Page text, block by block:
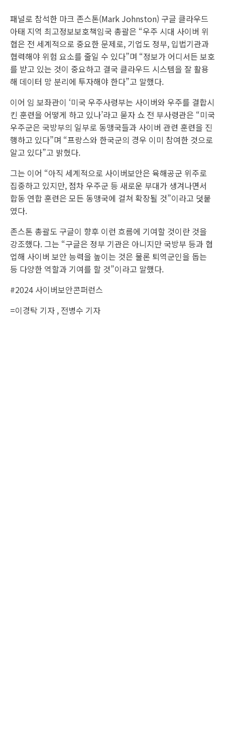
패널로 참석한 마크 존스톤(Mark Johnston) 구글 클라우드
아태 지역 최고정보보호책임국 총괄은 “우주 시대 사이버 위
협은 전 세계적으로 중요한 문제로, 기업도 정부, 입법기관과
협력해야 위험 요소를 줄일 수 있다”며 “정보가 어디서든 보호
를 받고 있는 것이 중요하고 결국 클라우드 시스템을 잘 활용
해 데이터 망 분리에 투자해야 한다”고 말했다.
이어 임 보좌관이 ‘미국 우주사령부는 사이버와 우주를 결합시
킨 훈련을 어떻게 하고 있나’라고 묻자 쇼 전 부사령관은 “미국
우주군은 국방부의 일부로 동맹국들과 사이버 관련 훈련을 진
행하고 있다”며 “프랑스와 한국군의 경우 이미 참여한 것으로
알고 있다”고 밝혔다.
그는 이어 “아직 세계적으로 사이버보안은 육해공군 위주로
집중하고 있지만, 점차 우주군 등 새로운 부대가 생겨나면서
합동 연합 훈련은 모든 동맹국에 걸쳐 확장될 것”이라고 덧붙
였다.
존스톤 총괄도 구글이 향후 이런 흐름에 기여할 것이란 것을
강조했다. 그는 “구글은 정부 기관은 아니지만 국방부 등과 협
업해 사이버 보안 능력을 높이는 것은 물론 퇴역군인을 돕는
등 다양한 역할과 기여를 할 것”이라고 말했다.
#2024 사이버보안콘퍼런스
=이경탁 기자 , 전병수 기자